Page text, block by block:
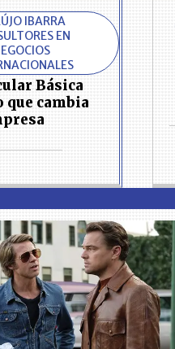
IBARRA
EN
Básica
que cambia